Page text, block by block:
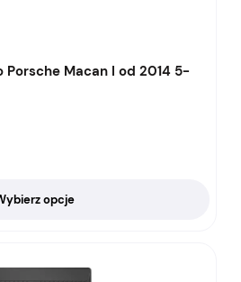
Porsche Macan I od 2014 5-
opcje